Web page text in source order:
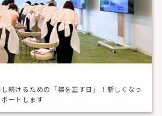
続けるための「襟を正す日」！新しくなっ
ートします